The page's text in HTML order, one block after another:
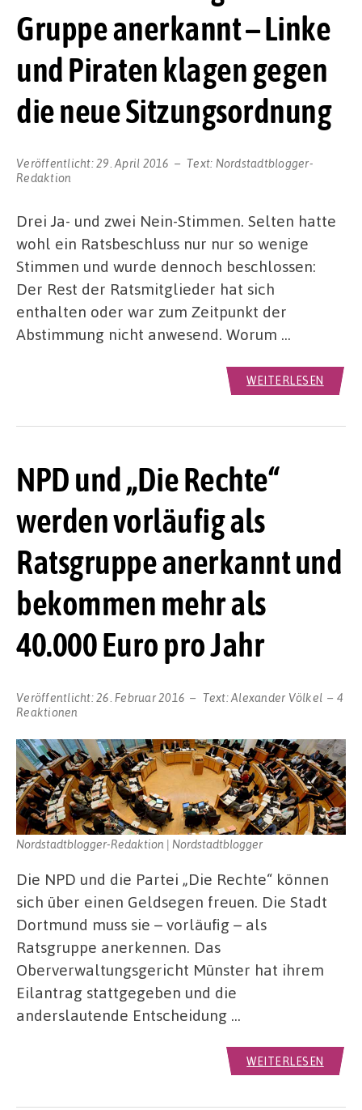
Gruppe anerkannt – Linke
und Piraten klagen gegen
die neue Sitzungsordnung
Veröffentlicht:29. April 2016 Text: Nordstadtblogger-
Redaktion
Drei Ja- und zwei Nein-Stimmen. Selten hatte
wohl ein Ratsbeschluss nur nur so wenige
Stimmen und wurde dennoch beschlossen:
Der Rest der Ratsmitglieder hat sich
enthalten oder war zum Zeitpunkt der
Abstimmung nicht anwesend. Worum …
WEITERLESEN
NPD und „Die Rechte“
werden vorläufig als
Ratsgruppe anerkannt und
bekommen mehr als
40.000 Euro pro Jahr
Veröffentlicht:26. Februar 2016 Text:Alexander Völkel
4
Reaktionen
Nordstadtblogger-Redaktion | Nordstadtblogger
Die NPD und die Partei „Die Rechte“ können
sich über einen Geldsegen freuen. Die Stadt
Dortmund muss sie – vorläufig – als
Ratsgruppe anerkennen. Das
Oberverwaltungsgericht Münster hat ihrem
Eilantrag stattgegeben und die
anderslautende Entscheidung …
WEITERLESEN